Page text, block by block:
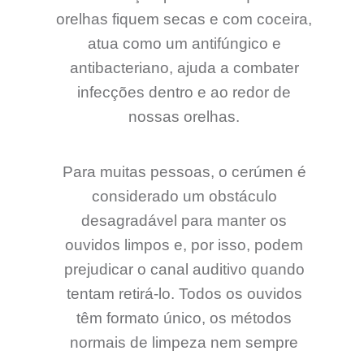
orelhas fiquem secas e com coceira,
atua como um antifúngico e
antibacteriano, ajuda a combater
infecções dentro e ao redor de
nossas orelhas.
Para muitas pessoas, o cerúmen é
considerado um obstáculo
desagradável para manter os
ouvidos limpos e, por isso, podem
prejudicar o canal auditivo quando
tentam retirá-lo. Todos os ouvidos
têm formato único, os métodos
normais de limpeza nem sempre